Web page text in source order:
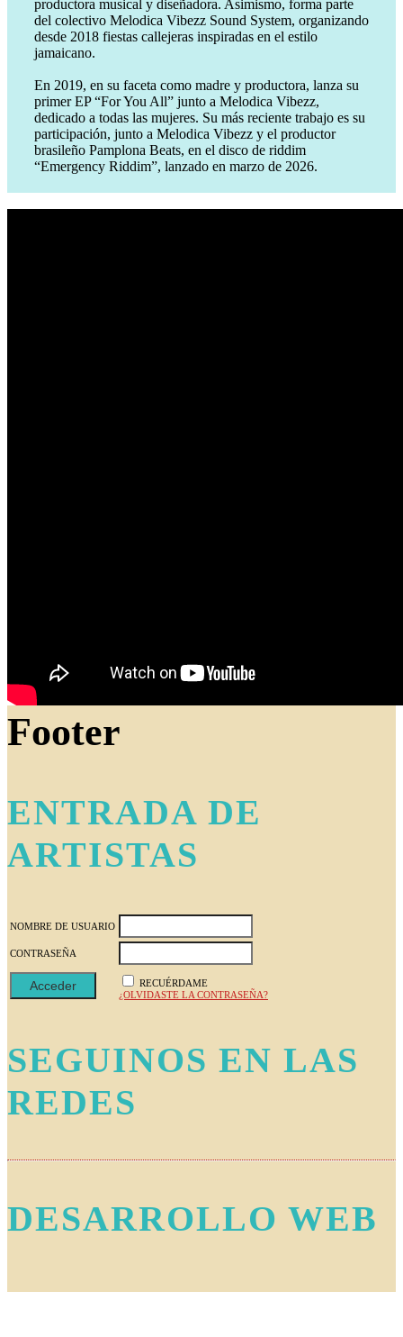
productora musical y diseñadora. Asimismo, forma parte
del colectivo Melodica Vibezz Sound System, organizando
desde 2018 fiestas callejeras inspiradas en el estilo
jamaicano.
En 2019, en su faceta como madre y productora, lanza su
primer EP “For You All” junto a Melodica Vibezz,
dedicado a todas las mujeres. Su más reciente trabajo es su
participación, junto a Melodica Vibezz y el productor
brasileño Pamplona Beats, en el disco de riddim
“Emergency Riddim”, lanzado en marzo de 2026.
Footer
ENTRADA DE
ARTISTAS
NOMBRE DE USUARIO
CONTRASEÑA
RECUÉRDAME
¿OLVIDASTE LA CONTRASEÑA?
SEGUINOS EN LAS
REDES
DESARROLLO WEB